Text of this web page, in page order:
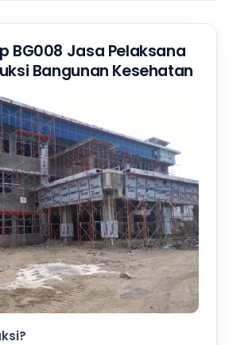
BG008 Jasa Pelaksana
Bangunan Kesehatan